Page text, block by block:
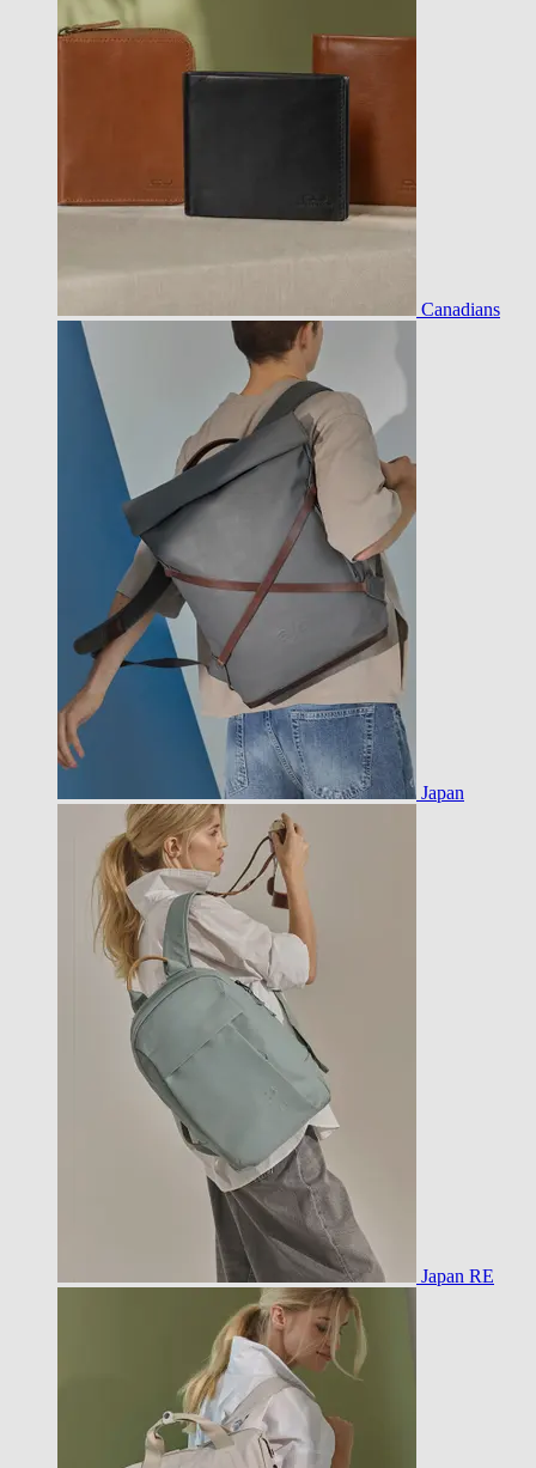
Canadians
Japan
Japan RE